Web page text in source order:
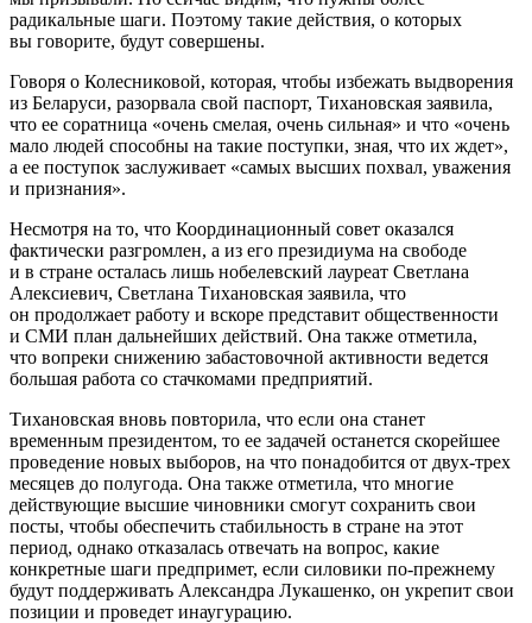
радикальные шаги. Поэтому такие действия, о которых
вы говорите, будут совершены.
Говоря о Колесниковой, которая, чтобы избежать выдворения
из Беларуси, разорвала свой паспорт, Тихановская заявила,
что ее соратница «очень смелая, очень сильная» и что «очень
мало людей способны на такие поступки, зная, что их ждет»,
а ее поступок заслуживает «самых высших похвал, уважения
и признания».
Несмотря на то, что Координационный совет оказался
фактически разгромлен, а из его президиума на свободе
и в стране осталась лишь нобелевский лауреат Светлана
Алексиевич, Светлана Тихановская заявила, что
он продолжает работу и вскоре представит общественности
и СМИ план дальнейших действий. Она также отметила,
что вопреки снижению забастовочной активности ведется
большая работа со стачкомами предприятий.
Тихановская вновь повторила, что если она станет
временным президентом, то ее задачей останется скорейшее
проведение новых выборов, на что понадобится от двух-трех
месяцев до полугода. Она также отметила, что многие
действующие высшие чиновники смогут сохранить свои
посты, чтобы обеспечить стабильность в стране на этот
период, однако отказалась отвечать на вопрос, какие
конкретные шаги предпримет, если силовики по-прежнему
будут поддерживать Александра Лукашенко, он укрепит свои
позиции и проведет инаугурацию.